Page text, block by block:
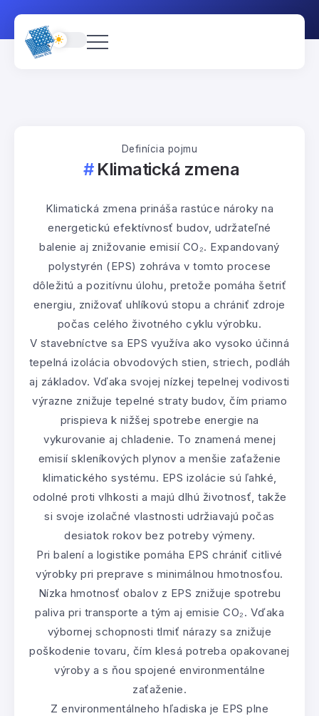
Definícia pojmu
Klimatická zmena
Klimatická zmena prináša rastúce nároky na
energetickú efektívnosť budov, udržateľné
balenie aj znižovanie emisií CO₂. Expandovaný
polystyrén (EPS) zohráva v tomto procese
dôležitú a pozitívnu úlohu, pretože pomáha šetriť
energiu, znižovať uhlíkovú stopu a chrániť zdroje
počas celého životného cyklu výrobku.
V stavebníctve sa EPS využíva ako vysoko účinná
tepelná izolácia obvodových stien, striech, podláh
aj základov. Vďaka svojej nízkej tepelnej vodivosti
výrazne znižuje tepelné straty budov, čím priamo
prispieva k nižšej spotrebe energie na
vykurovanie aj chladenie. To znamená menej
emisií skleníkových plynov a menšie zaťaženie
klimatického systému. EPS izolácie sú ľahké,
odolné proti vlhkosti a majú dlhú životnosť, takže
si svoje izolačné vlastnosti udržiavajú počas
desiatok rokov bez potreby výmeny.
Pri balení a logistike pomáha EPS chrániť citlivé
výrobky pri preprave s minimálnou hmotnosťou.
Nízka hmotnosť obalov z EPS znižuje spotrebu
paliva pri transporte a tým aj emisie CO₂. Vďaka
výbornej schopnosti tlmiť nárazy sa znižuje
poškodenie tovaru, čím klesá potreba opakovanej
výroby a s ňou spojené environmentálne
zaťaženie.
Z environmentálneho hľadiska je EPS plne